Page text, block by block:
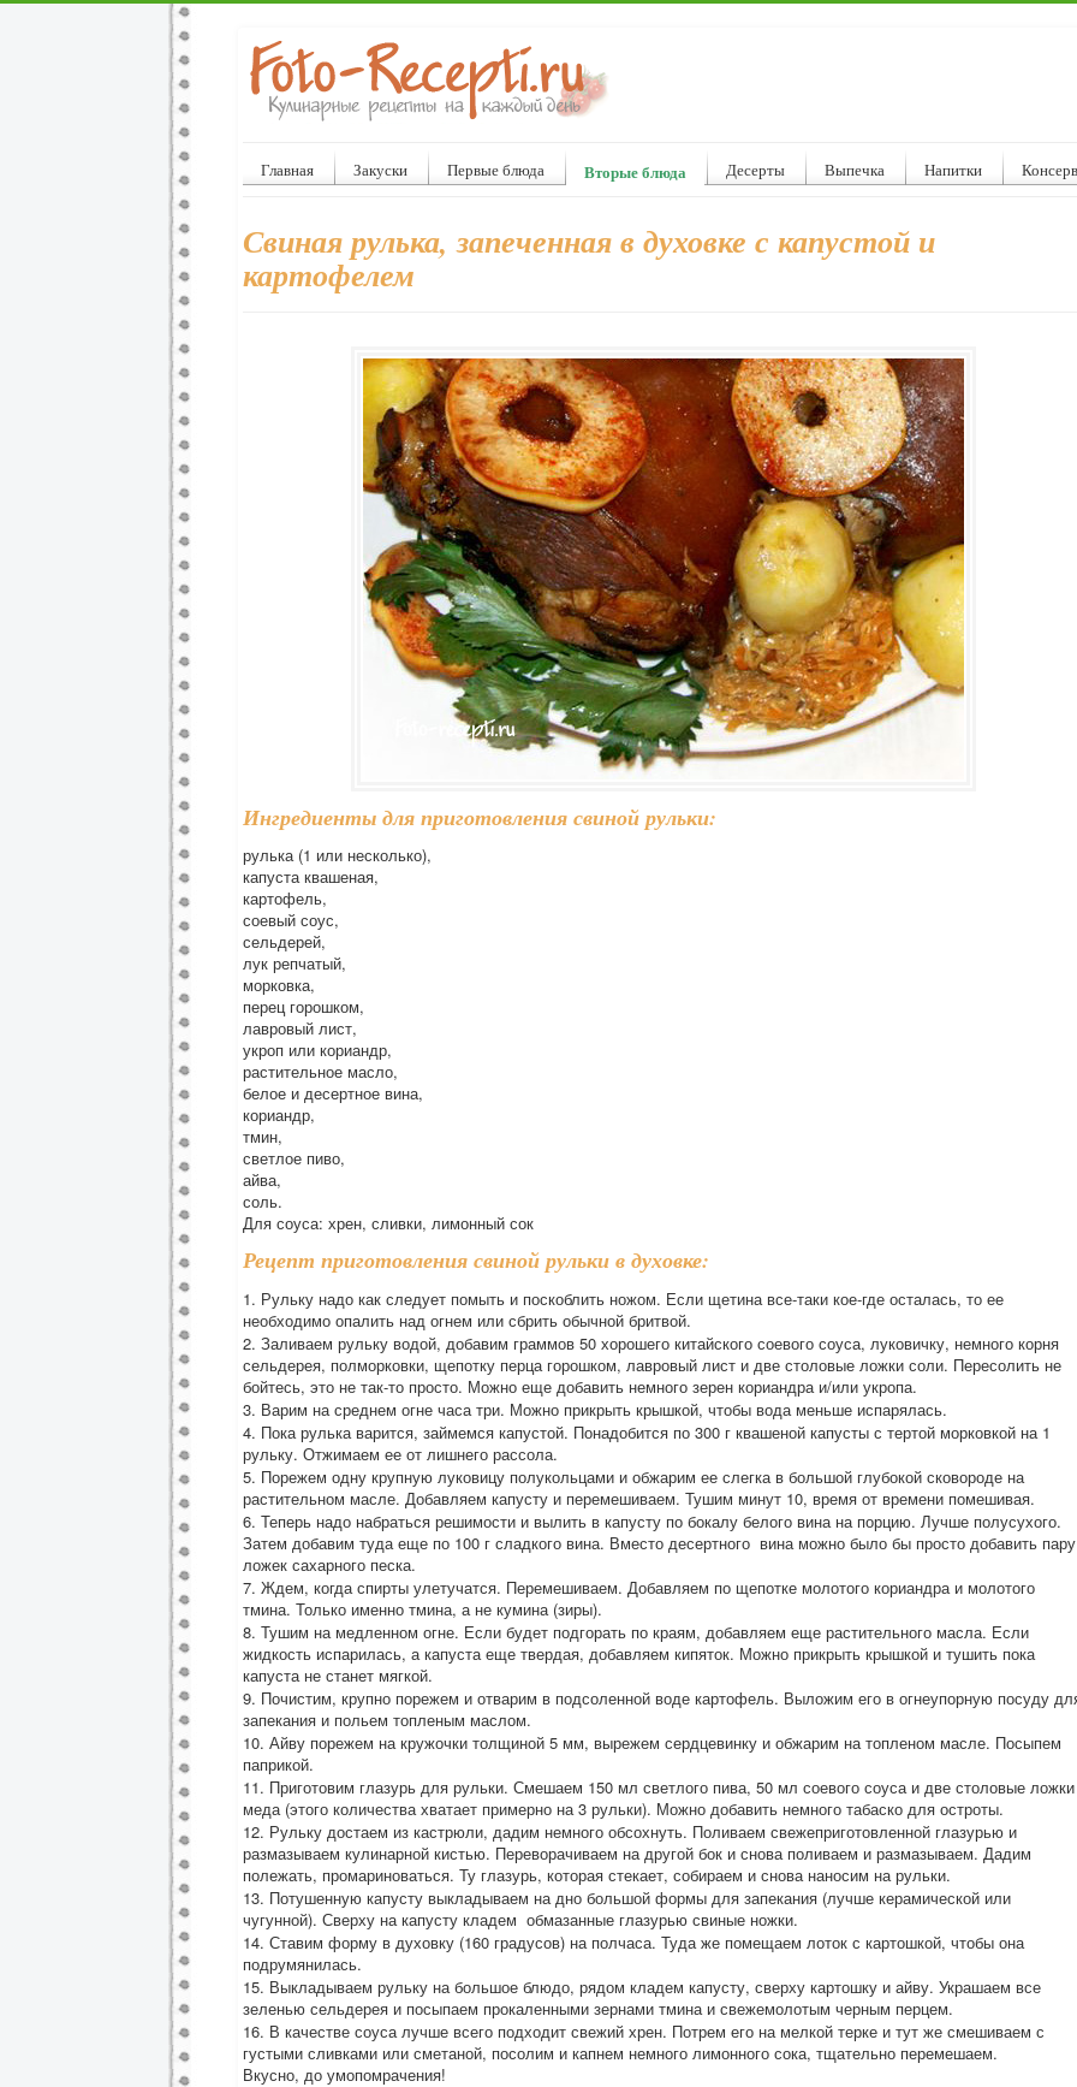
Главная Закуски Первые блюда Вторые блюда Десерты Выпечка Напитки
Свиная рулька, запеченная в духовке с капустой и
картофелем
Ингредиенты для приготовления свиной рульки:
рулька (1 или несколько),
капуста квашеная,
картофель,
соевый соус,
сельдерей,
лук репчатый,
морковка,
перец горошком,
лавровый лист,
укроп или кориандр,
растительное масло,
белое и десертное вина,
кориандр,
тмин,
светлое пиво,
айва,
соль.
Для соуса: хрен, сливки, лимонный сок
Рецепт приготовления свиной рульки в духовке:
1. Рульку надо как следует помыть и поскоблить ножом. Если щетина все-таки кое-где осталась, то ее
необходимо опалить над огнем или сбрить обычной бритвой.
2. Заливаем рульку водой, добавим граммов 50 хорошего китайского соевого соуса, луковичку, немного корня
сельдерея, полморковки, щепотку перца горошком, лавровый лист и две столовые ложки соли. Пересолить не
бойтесь, это не так-то просто. Можно еще добавить немного зерен кориандра и/или укропа.
3. Варим на среднем огне часа три. Можно прикрыть крышкой, чтобы вода меньше испарялась.
4. Пока рулька варится, займемся капустой. Понадобится по 300 г квашеной капусты с тертой морковкой на 1
рульку. Отжимаем ее от лишнего рассола.
5. Порежем одну крупную луковицу полукольцами и обжарим ее слегка в большой глубокой сковороде на
растительном масле. Добавляем капусту и перемешиваем. Тушим минут 10, время от времени помешивая.
6. Теперь надо набраться решимости и вылить в капусту по бокалу белого вина на порцию. Лучше полусухого.
Затем добавим туда еще по 100 г сладкого вина. Вместо десертного вина можно было бы просто добавить пару
ложек сахарного песка.
7. Ждем, когда спирты улетучатся. Перемешиваем. Добавляем по щепотке молотого кориандра и молотого
тмина. Только именно тмина, а не кумина (зиры).
8. Тушим на медленном огне. Если будет подгорать по краям, добавляем еще растительного масла. Если
жидкость испарилась, а капуста еще твердая, добавляем кипяток. Можно прикрыть крышкой и тушить пока
капуста не станет мягкой.
9. Почистим, крупно порежем и отварим в подсоленной воде картофель. Выложим его в огнеупорную посуду
запекания и польем топленым маслом.
10. Айву порежем на кружочки толщиной 5 мм, вырежем сердцевинку и обжарим на топленом масле. Посыпем
паприкой.
11. Приготовим глазурь для рульки. Смешаем 150 мл светлого пива, 50 мл соевого соуса и две столовые ложки
меда (этого количества хватает примерно на 3 рульки). Можно добавить немного табаско для остроты.
12. Рульку достаем из кастрюли, дадим немного обсохнуть. Поливаем свежеприготовленной глазурью и
размазываем кулинарной кистью. Переворачиваем на другой бок и снова поливаем и размазываем. Дадим
полежать, промариноваться. Ту глазурь, которая стекает, собираем и снова наносим на рульки.
13. Потушенную капусту выкладываем на дно большой формы для запекания (лучше керамической или
чугунной). Сверху на капусту кладем обмазанные глазурью свиные ножки.
14. Ставим форму в духовку (160 градусов) на полчаса. Туда же помещаем лоток с картошкой, чтобы она
подрумянилась.
15. Выкладываем рульку на большое блюдо, рядом кладем капусту, сверху картошку и айву. Украшаем все
зеленью сельдерея и посыпаем прокаленными зернами тмина и свежемолотым черным перцем.
16. В качестве соуса лучше всего подходит свежий хрен. Потрем его на мелкой терке и тут же смешиваем с
густыми сливками или сметаной, посолим и капнем немного лимонного сока, тщательно перемешаем.
Вкусно, до умопомрачения!